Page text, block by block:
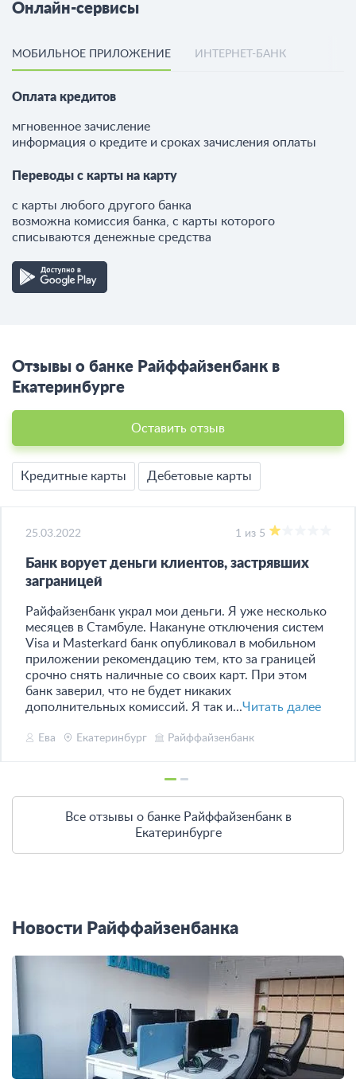
Онлайн-сервисы
МОБИЛЬНОЕ ПРИЛОЖЕНИЕ ИНТЕРНЕТ-БАНК
Оплата кредитов
мгновенное зачисление
информация о кредите и сроках зачисления оплаты
Переводы с карты на карту
с карты любого другого банка
возможна комиссия банка, с карты которого
списываются денежные средства
Отзывы о банке Райффайзенбанк в
Екатеринбурге
Оставить отзыв
Кредитные карты Дебетовые карты
25.03.2022 1 из 5
Банк ворует деньги клиентов, застрявших
заграницей
Райфайзенбанк украл мои деньги. Я уже несколько
месяцев в Стамбуле. Накануне отключения систем
Visa и Masterkard банк опубликовал в мобильном
приложении рекомендацию тем, кто за границей
срочно снять наличные со своих карт. При этом
банк заверил, что не будет никаких
дополнительных комиссий. Я так и...Читать далее
Ева Екатеринбург Райффайзенбанк
Все отзывы о банке Райффайзенбанк в
Екатеринбурге
Новости Райффайзенбанка